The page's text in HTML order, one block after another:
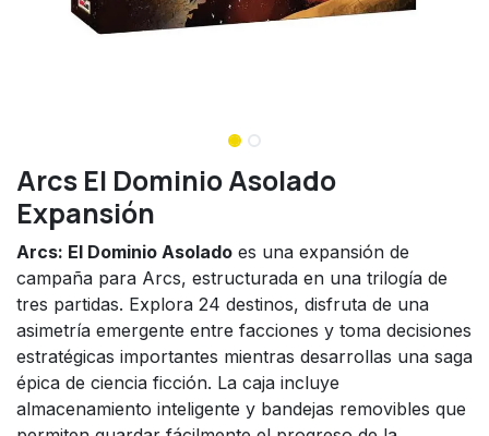
Arcs El Dominio Asolado
Expansión
Arcs: El Dominio Asolado es una expansión de
campaña para Arcs, estructurada en una trilogía de
tres partidas. Explora 24 destinos, disfruta de una
asimetría emergente entre facciones y toma decisiones
estratégicas importantes mientras desarrollas una saga
épica de ciencia ficción. La caja incluye
almacenamiento inteligente y bandejas removibles que